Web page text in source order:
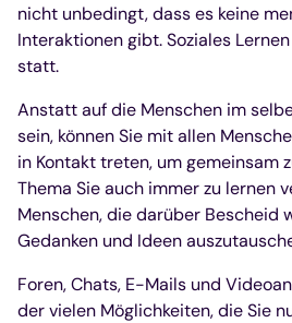
nicht unbedingt, dass es keine
Interaktionen gibt. Soziales
statt.
Anstatt auf die Menschen im
sein, können Sie mit allen
in Kontakt treten, um gemeinsam
Thema Sie auch immer zu lernen
Menschen, die darüber Bescheid
Gedanken und Ideen
Foren, Chats, E-Mails und
der vielen Möglichkeiten, die Sie